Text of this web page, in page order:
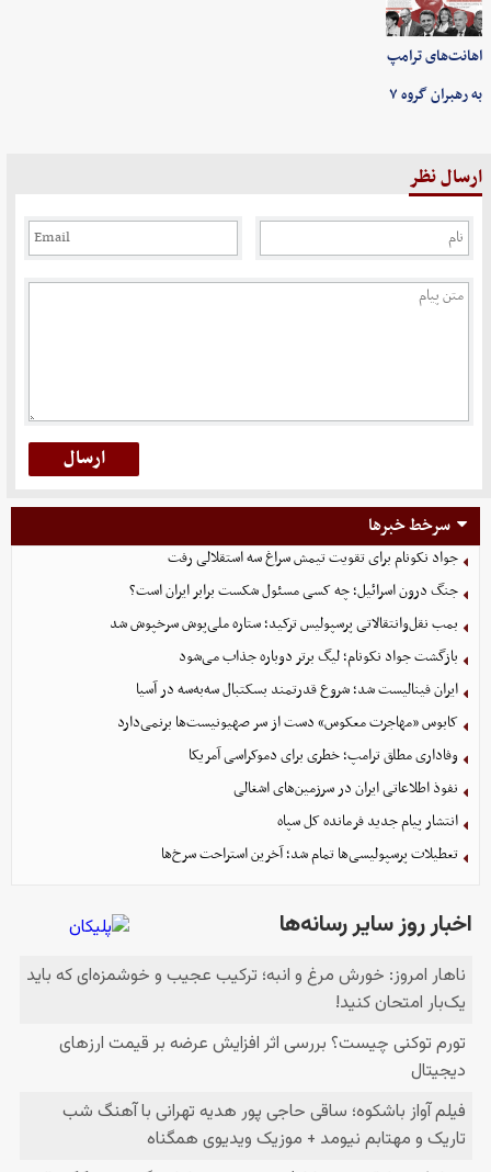
اهانت‌های ترامپ
به رهبران گروه ۷
ارسال نظر
سرخط خبرها
جواد نکونام برای تقویت تیمش سراغ سه استقلالی رفت
جنگ درون اسرائیل؛ چه کسی مسئول شکست برابر ایران است؟
بمب نقل‌وانتقالاتی پرسپولیس ترکید؛ ستاره ملی‌پوش سرخپوش شد
بازگشت جواد نکونام؛ لیگ برتر دوباره جذاب می‌شود
ایران فینالیست شد؛ شروع قدرتمند بسکتبال سه‌به‌سه در آسیا
کابوس «مهاجرت معکوس» دست از سر صهیونیست‌ها برنمی‌دارد
وفاداری مطلق ترامپ؛ خطری برای دموکراسی آمریکا
نفوذ اطلاعاتی ایران در سرزمین‌های اشغالی
انتشار پیام جدید فرمانده کل سپاه
تعطیلات پرسپولیسی‌ها تمام شد؛ آخرین استراحت سرخ‌ها